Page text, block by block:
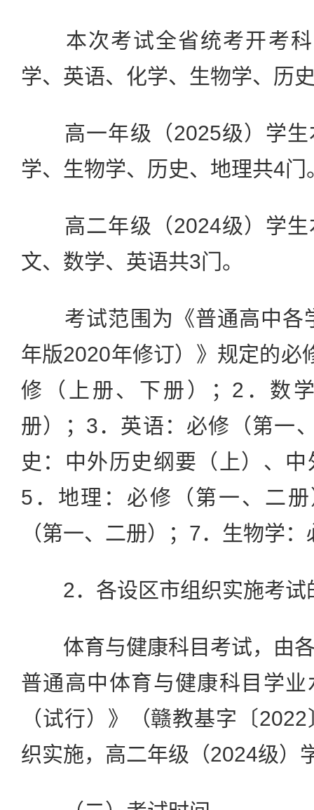
本次考试全省统考开考科
学、英语、化学、生物学、历
高一年级（2025级）学生
学、生物学、历史、地理共4门
高二年级（2024级）学生
文、数学、英语共3门。
考试范围为《普通高中各
年版2020年修订）》规定的必
修（上册、下册）；2．数
册）；3．英语：必修（第一
史：中外历史纲要（上）、
5．地理：必修（第一、二
（第一、二册）；7．生物学
2．各设区市组织实施考试
体育与健康科目考试，由各
普通高中体育与健康科目学
（试行）》（赣教基字〔
织实施，高二年级（2024级）